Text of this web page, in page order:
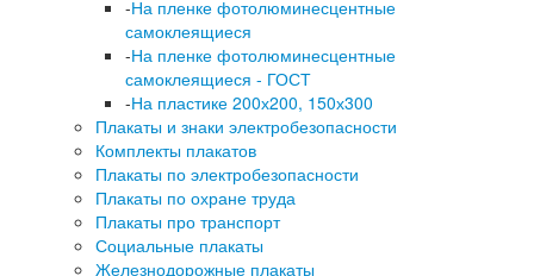
-На пленке фотолюминесцентные
самоклеящиеся
-На пленке фотолюминесцентные
самоклеящиеся - ГОСТ
-На пластике 200х200, 150х300
Плакаты и знаки электробезопасности
Комплекты плакатов
Плакаты по электробезопасности
Плакаты по охране труда
Плакаты про транспорт
Социальные плакаты
Железнодорожные плакаты